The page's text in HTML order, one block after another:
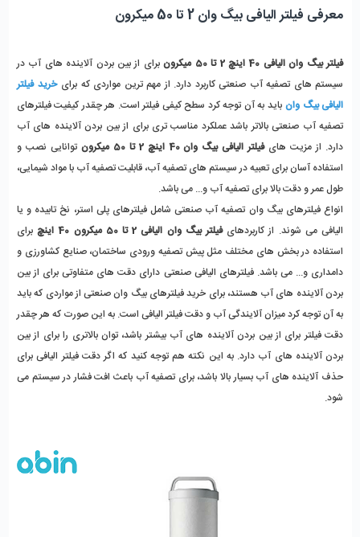
معرفی فیلتر الیافی بیگ وان 2 تا 50 میکرون
فیلتر بیگ وان الیافی 40 اینچ 2 تا 50 میکرون
سیستم های تصفیه آب صنعتی کاربرد دارد. از مهم ترین مواردی که برای
الیافی بیگ وان
دارد. از مزیت های فیلتر الیافی بیگ وان 40 اینچ 2 تا 50 میکرون
طول عمر و دقت بالا برای تصفیه آب و... می باشد.
الیافی می شوند. از کاربردهای فیلتر بیگ وان الیافی 2 تا 50 میکرون 40 اینچ
شود.